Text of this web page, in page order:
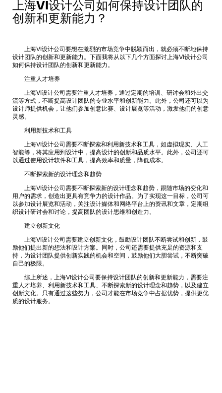
上海VI设计公司如何保持设计团队的
创新和更新能力？
上海VI设计公司要想在激烈的市场竞争中脱颖而出，就必须不断地保持
设计团队的创新和更新能力。下面我将从以下几个方面探讨上海VI设计公司
如何保持设计团队的创新和更新能力。
注重人才培养
上海VI设计公司需要注重人才培养，通过定期的培训、研讨会和外出交
流等方式，不断提高设计团队的专业水平和创新能力。此外，公司还可以为
设计师提供机会，让他们参加创意比赛、设计展览等活动，激发他们的创意
灵感。
利用新技术和工具
上海VI设计公司需要不断探索和利用新技术和工具，如虚拟现实、人工
智能等，将其应用到设计中，提高设计的创新和品质水平。此外，公司还可
以通过使用设计软件和工具，提高效率和质量，降低成本。
不断探索新的设计理念和趋势
上海VI设计公司需要不断探索新的设计理念和趋势，跟随市场的变化和
用户的需求，创造出更具有竞争力的设计作品。为了实现这一目标，公司可
以参加设计展览和活动，关注设计媒体和网络平台上的资讯和文章，定期组
织设计研讨会和讨论，提高团队的设计思维和创造力。
建立创新文化
上海VI设计公司需要建立创新文化，鼓励设计团队不断尝试和创新，鼓
励他们提出新的想法和设计方案。同时，公司还需要提供充足的资源和支
持，为设计团队提供创新实践的机会和空间，鼓励他们大胆尝试，不断突破
自己的极限。
综上所述，上海VI设计公司要保持设计团队的创新和更新能力，需要注
重人才培养、利用新技术和工具、不断探索新的设计理念和趋势，以及建立
创新文化。只有通过这些努力，公司才能在市场竞争中占据优势，提供更优
质的设计服务。